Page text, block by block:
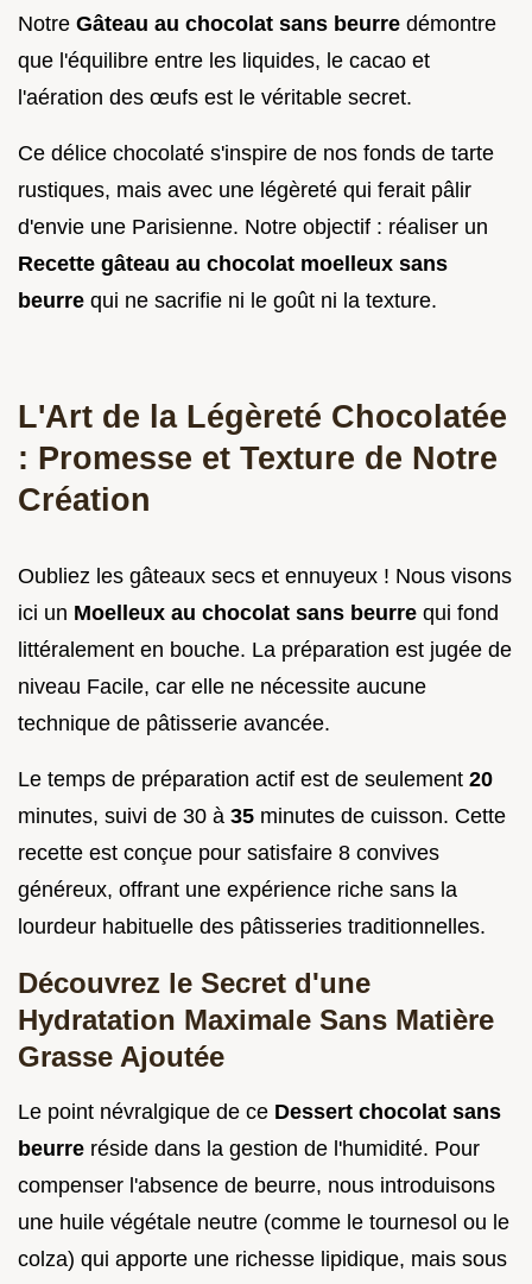
Notre Gâteau au chocolat sans beurre démontre
que l'équilibre entre les liquides, le cacao et
l'aération des œufs est le véritable secret.
Ce délice chocolaté s'inspire de nos fonds de tarte
rustiques, mais avec une légèreté qui ferait pâlir
d'envie une Parisienne. Notre objectif : réaliser un
Recette gâteau au chocolat moelleux sans
beurre qui ne sacrifie ni le goût ni la texture.
L'Art de la Légèreté Chocolatée
: Promesse et Texture de Notre
Création
Oubliez les gâteaux secs et ennuyeux ! Nous visons
ici un Moelleux au chocolat sans beurre qui fond
littéralement en bouche. La préparation est jugée de
niveau Facile, car elle ne nécessite aucune
technique de pâtisserie avancée.
Le temps de préparation actif est de seulement 20
minutes, suivi de 30 à 35 minutes de cuisson. Cette
recette est conçue pour satisfaire 8 convives
généreux, offrant une expérience riche sans la
lourdeur habituelle des pâtisseries traditionnelles.
Découvrez le Secret d'une
Hydratation Maximale Sans Matière
Grasse Ajoutée
Le point névralgique de ce Dessert chocolat sans
beurre réside dans la gestion de l'humidité. Pour
compenser l'absence de beurre, nous introduisons
une huile végétale neutre (comme le tournesol ou le
colza) qui apporte une richesse lipidique, mais sous